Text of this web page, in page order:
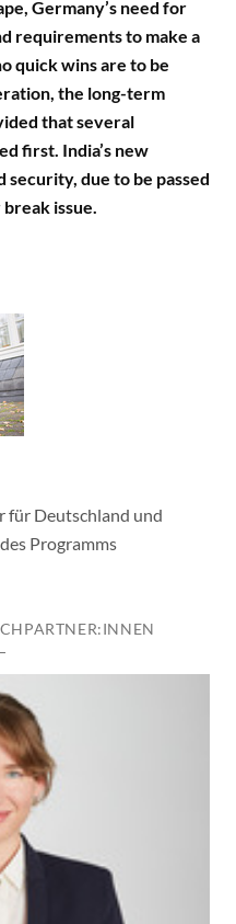
Germany’s need for
requirements to make a
quick wins are to be
the long-term
that several
first. India’s new
security, due to be passed
break issue.
für Deutschland und
Programms